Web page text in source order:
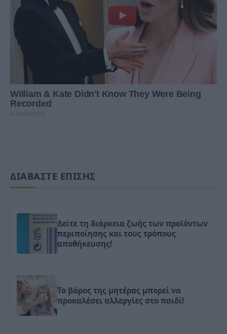
ΔΙΑΒΑΣΤΕ ΕΠΙΣΗΣ
Δείτε τη διάρκεια ζωής των προϊόντων
περιποίησης και τους τρόπους
αποθήκευσης!
Το βάρος της μητέρας μπορεί να
προκαλέσει αλλεργίες στο παιδί!